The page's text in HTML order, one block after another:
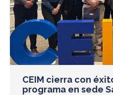
CEIM cierra con
programa en sede